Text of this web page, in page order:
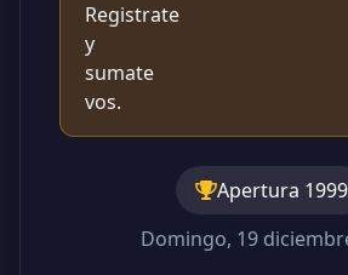
Registrate
y
sumate
vos.
Apertura 1999
Domingo, 19